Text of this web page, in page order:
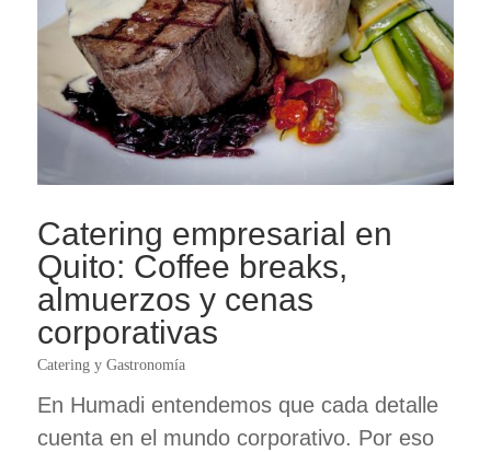
Catering empresarial en
Quito: Coffee breaks,
almuerzos y cenas
corporativas
Catering y Gastronomía
En Humadi entendemos que cada detalle
cuenta en el mundo corporativo. Por eso